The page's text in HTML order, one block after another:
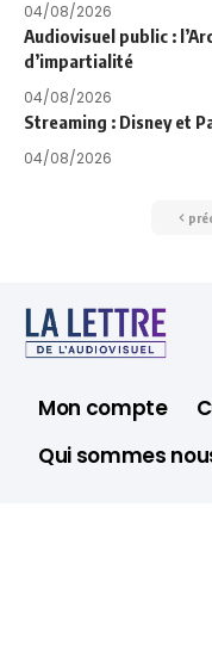
04/08/2026
Audiovisuel public :
d’impartialité
04/08/2026
Streaming : Disney et
04/08/2026
Mon compte
Qui sommes